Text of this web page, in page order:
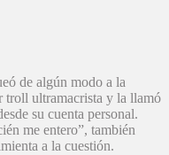
de algún modo a la
troll ultramacrista y la llamó
su cuenta personal.
me entero”, también
a la cuestión.